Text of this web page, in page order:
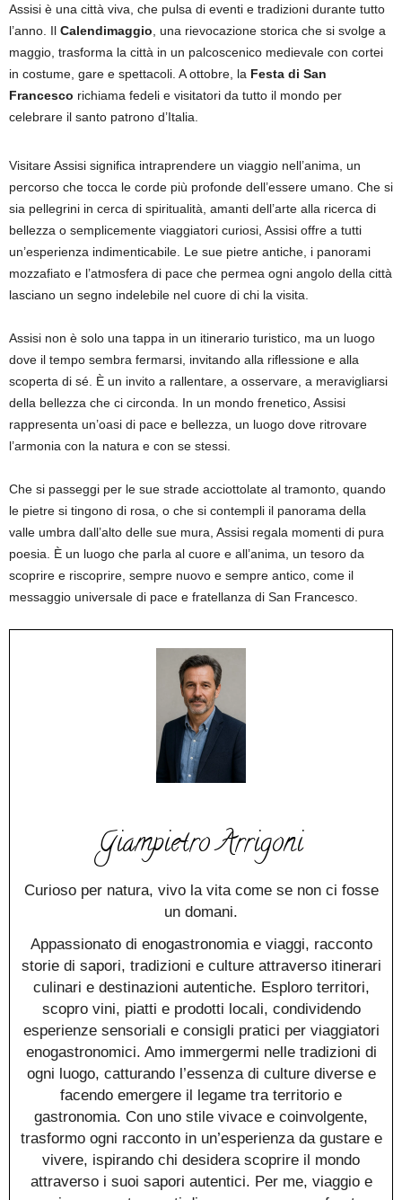
Assisi è una città viva, che pulsa di eventi e tradizioni durante tutto
l’anno. Il Calendimaggio , una rievocazione storica che si svolge a
maggio, trasforma la città in un palcoscenico medievale con cortei
in costume, gare e spettacoli. A ottobre, la Festa di San
Francesco richiama fedeli e visitatori da tutto il mondo per
celebrare il santo patrono d’Italia.
Visitare Assisi significa intraprendere un viaggio nell’anima, un
percorso che tocca le corde più profonde dell’essere umano. Che si
sia pellegrini in cerca di spiritualità, amanti dell’arte alla ricerca di
bellezza o semplicemente viaggiatori curiosi, Assisi offre a tutti
un’esperienza indimenticabile. Le sue pietre antiche, i panorami
mozzafiato e l’atmosfera di pace che permea ogni angolo della città
lasciano un segno indelebile nel cuore di chi la visita.
Assisi non è solo una tappa in un itinerario turistico, ma un luogo
dove il tempo sembra fermarsi, invitando alla riflessione e alla
scoperta di sé. È un invito a rallentare, a osservare, a meravigliarsi
della bellezza che ci circonda. In un mondo frenetico, Assisi
rappresenta un’oasi di pace e bellezza, un luogo dove ritrovare
l’armonia con la natura e con se stessi.
Che si passeggi per le sue strade acciottolate al tramonto, quando
le pietre si tingono di rosa, o che si contempli il panorama della
valle umbra dall’alto delle sue mura, Assisi regala momenti di pura
poesia. È un luogo che parla al cuore e all’anima, un tesoro da
scoprire e riscoprire, sempre nuovo e sempre antico, come il
messaggio universale di pace e fratellanza di San Francesco.
Giampietro Arrigoni
Curioso per natura, vivo la vita come se non ci fosse
un domani.
Appassionato di enogastronomia e viaggi, racconto
storie di sapori, tradizioni e culture attraverso itinerari
culinari e destinazioni autentiche. Esploro territori,
scopro vini, piatti e prodotti locali, condividendo
esperienze sensoriali e consigli pratici per viaggiatori
enogastronomici. Amo immergermi nelle tradizioni di
ogni luogo, catturando l’essenza di culture diverse e
facendo emergere il legame tra territorio e
gastronomia. Con uno stile vivace e coinvolgente,
trasformo ogni racconto in un’esperienza da gustare e
vivere, ispirando chi desidera scoprire il mondo
attraverso i suoi sapori autentici. Per me, viaggio e